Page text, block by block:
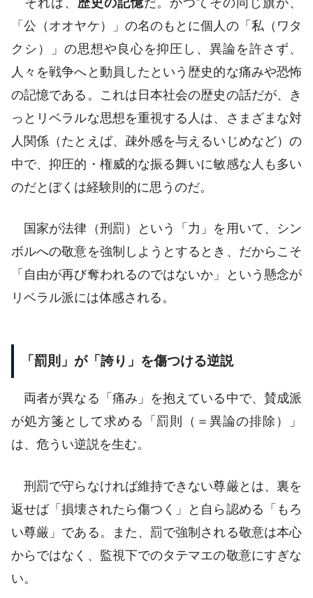
「公（オオヤケ）」の名のもとに個人の「私（ワタ
クシ）」の思想や良心を抑圧し、異論を許さず、
人々を戦争へと動員したという歴史的な痛みや恐怖
の記憶である。これは日本社会の歴史の話だが、き
っとリベラルな思想を重視する人は、さまざまな対
人関係（たとえば、疎外感を与えるいじめなど）の
中で、抑圧的・権威的な振る舞いに敏感な人も多い
のだとぼくは経験則的に思うのだ。
国家が法律（刑罰）という「力」を用いて、シン
ボルへの敬意を強制しようとするとき、だからこそ
「自由が再び奪われるのではないか」という懸念が
リベラル派には体感される。
「罰則」が「誇り」を傷つける逆説
両者が異なる「痛み」を抱えている中で、賛成派
が処方箋として求める「罰則（＝異論の排除）」
は、危うい逆説を生む。
刑罰で守らなければ維持できない尊厳とは、裏を
返せば「損壊されたら傷つく」と自ら認める「もろ
い尊厳」である。また、罰で強制される敬意は本心
からではなく、監視下でのタテマエの敬意にすぎな
い。